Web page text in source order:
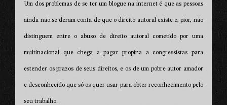
Um dos problemas de se ter um blogue na internet é que as pessoas
ainda não se deram conta de que o direito autoral existe e, pior, não
distinguem entre o abuso de direito autoral cometido por uma
multinacional que chega a pagar propina a congressistas para
estender os prazos de seus direitos, e os de um pobre autor amador
e desconhecido que só os quer usar para obter reconhecimento pelo
seu trabalho.